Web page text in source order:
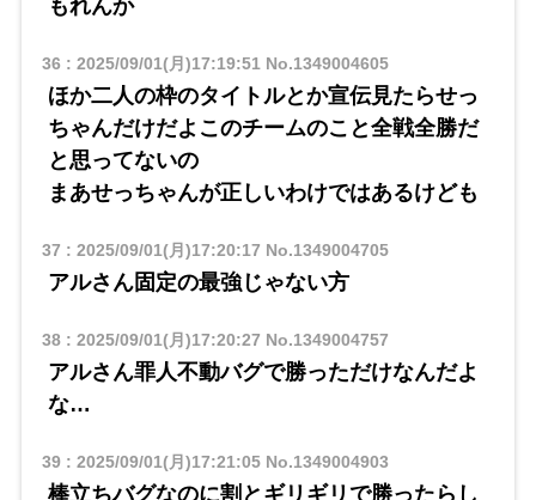
もれんか
36 : 2025/09/01(月)17:19:51No.1349004605
ほか二人の枠のタイトルとか宣伝見たらせっ
ちゃんだけだよこのチームのこと全戦全勝だ
と思ってないの
まあせっちゃんが正しいわけではあるけども
37 : 2025/09/01(月)17:20:17 No.1349004705
アルさん固定の最強じゃない方
38: 2025/09/01(月)17:20:27 No.1349004757
アルさん罪人不動バグで勝っただけなんだよ
な…
39: 2025/09/01(月)17:21:05No.1349004903
棒立ちバグなのに割とギリギリで勝ったらし